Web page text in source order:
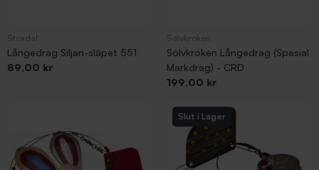
Långedrag Siljan-släpet 551
Pris
89,00 kr
Sölvkroken Långedrag (Spesial
Markdrag) - CRD
Pris
199,00 kr
Slut i Lager